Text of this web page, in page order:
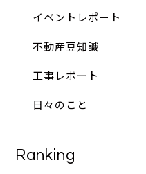
イベントレポート
不動産豆知識
工事レポート
日々のこと
Ranking